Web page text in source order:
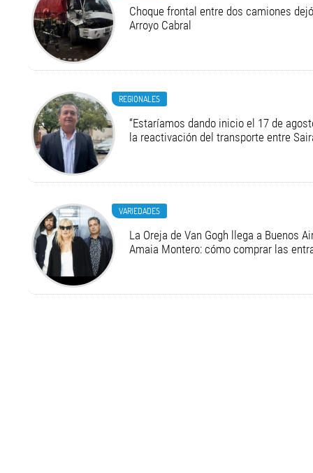
Choque frontal entre dos camiones
Arroyo Cabral
REGIONALES
“Estaríamos dando inicio el 17 de
la reactivación del transporte entre
VARIEDADES
La Oreja de Van Gogh llega a Buenos
Amaia Montero: cómo comprar las